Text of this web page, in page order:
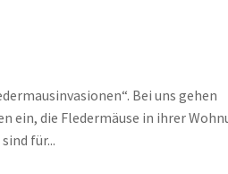
Bei uns gehen
ein, die Fledermäuse in ihrer
für...